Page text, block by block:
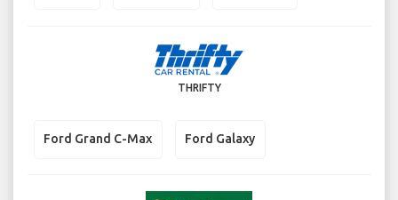
THRIFTY
Ford Grand C-Max Ford Galaxy